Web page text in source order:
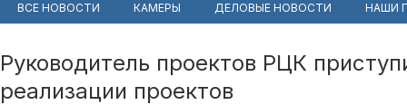
ВСЕ НОВОСТИ КАМЕРЫ ДЕЛОВЫЕ НОВОСТИ НАШИ
Руководитель проектов РЦК
реализации проектов